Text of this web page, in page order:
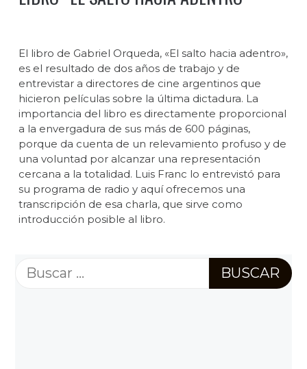
El libro de Gabriel Orqueda, «El salto hacia adentro»,
es el resultado de dos años de trabajo y de
entrevistar a directores de cine argentinos que
hicieron películas sobre la última dictadura. La
importancia del libro es directamente proporcional
a la envergadura de sus más de 600 páginas,
porque da cuenta de un relevamiento profuso y de
una voluntad por alcanzar una representación
cercana a la totalidad. Luis Franc lo entrevistó para
su programa de radio y aquí ofrecemos una
transcripción de esa charla, que sirve como
introducción posible al libro.
Buscar: